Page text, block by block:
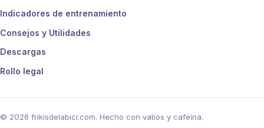
Indicadores de entrenamiento
Consejos y Utilidades
Descargas
Rollo legal
© 2026 frikisdelabici.com. Hecho con vatios y cafeína.